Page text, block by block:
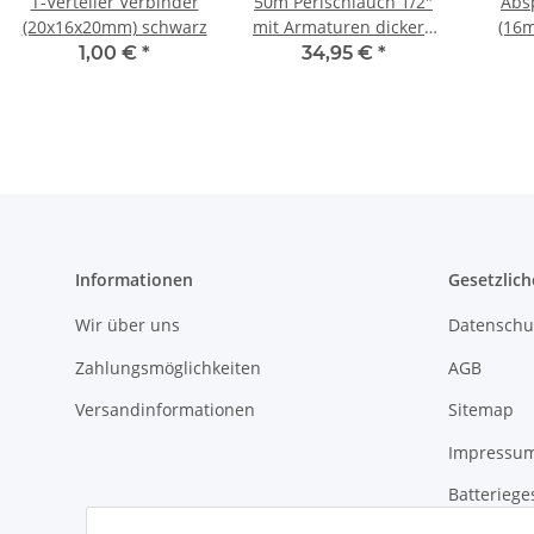
(20x16x20mm) schwarz
1,00 € *
mit Armaturen dickere
Wandstärke
34,95 € *
Informationen
Wir über uns
Zahlungsmöglichkeiten
Versandinformationen
AGB
Sitemap